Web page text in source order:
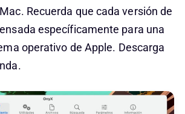
Recuerda que cada versión de
específicamente para una
operativo de Apple. Descarga